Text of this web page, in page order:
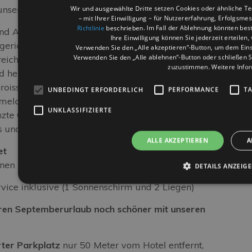
typisch romagnolische Küche:
Abendessen in Buffetform mit frischen Fleisch-
mit speziellen Menüs für die Kleinen
herzhaftes Frühstück mit hausgemachten
Gebäck, Aufschnitt, Käse, knusprigem
Nutella, Joghurt und Müsli
Getränke zu den Mahlzeiten (Wasser,
und Hauswein – weiß oder rot)
Aufpreis erhalten Sie zusätzliche Leistungen:
inklusive (1 Sonnenschirm und 2 Liegen)
Septemberurlaub noch schöner mit unseren
Parkplatz nur 50 Meter vom Hotel entfernt,
Wir und ausgewählte Dritte setzen Cookies oder ähnliche
– mit Ihrer Einwilligung – für Nutzererfahrung,
Richtlinie beschrieben. Im Fall der Ablehnung könnten
Ihre Einwilligung können Sie jederzeit
Verwenden Sie den „Alle akzeptieren“-Button, um dem
Verwenden Sie den „Alle ablehnen“-Button oder
zuzustimmen.Weitere
UNBEDINGT ERFORDERLICH PERFORMANCE
UNKLASSIFIZIERTE
ALLE AKZEPTIEREN
DETAILS